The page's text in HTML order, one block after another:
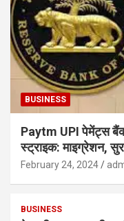
BUSINESS
Paytm UPI पेमेंट्स
स्ट्राइक: माइग्रेशन,
February 24, 2024
BUSINESS